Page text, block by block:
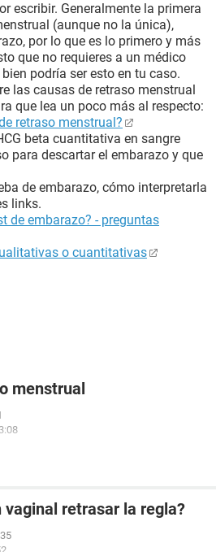
escribir. Generalmente la primera
(aunque no la única),
por lo que es lo primero y más
que no requieres a un médico
podría ser esto en tu caso.
las causas de retraso menstrual
que lea un poco más al respecto:
retraso menstrual?
beta cuantitativa en sangre
para descartar el embarazo y que
de embarazo, cómo interpretarla
links.
de embarazo? - preguntas
o cuantitativas
menstrual
retrasar la regla?